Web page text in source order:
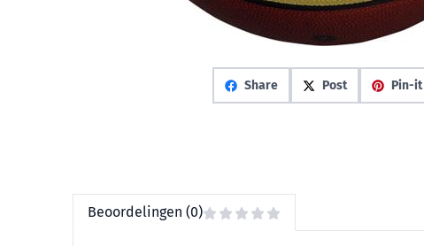
Share Post Pin-it
Beoordelingen (0)